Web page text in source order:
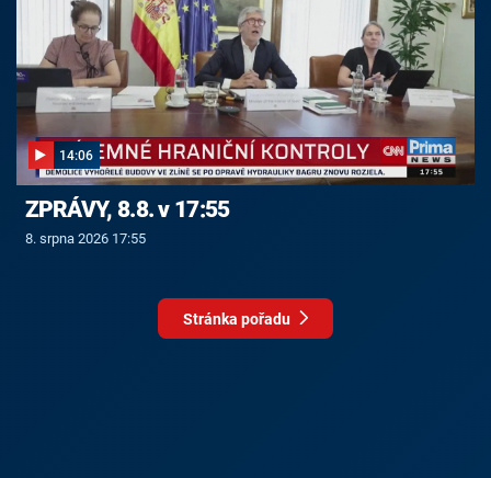
14:06
ZPRÁVY, 8.8. v 17:55
8. srpna 2026 17:55
Stránka pořadu